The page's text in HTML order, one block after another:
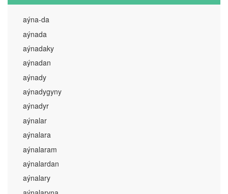
aýna-da
aýnada
aýnadaky
aýnadan
aýnady
aýnadygyny
aýnadyr
aýnalar
aýnalara
aýnalaram
aýnalardan
aýnalary